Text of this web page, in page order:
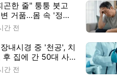
곤한 줄" 퉁퉁 붓고
거품…몸 속 '정수
망가진 신호였다
간 전
내시경 중 '천공', 치
후 집에 간 50대 사
의사 집유" 이유는
간 전